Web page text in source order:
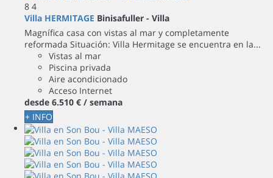
8 4
Villa HERMITAGE Binisafuller - Villa
Magnífica casa con vistas al mar y completamente
reformada Situación: Villa Hermitage se encuentra en la...
Vistas al mar
Piscina privada
Aire acondicionado
Acceso Internet
desde 6.510 € / semana
+ INFO